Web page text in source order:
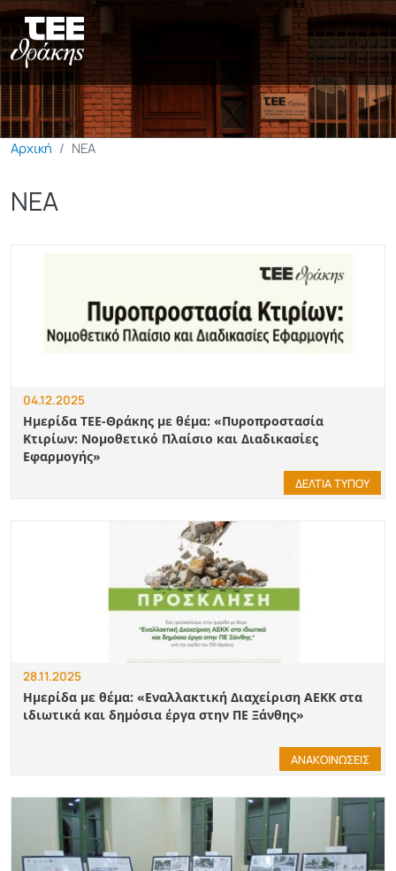
Παράκαμψη προς το κυρίως
Αρχική ΝΕΑ
ΝΕΑ
04.12.2025
Ημερίδα ΤΕΕ-Θράκης με θέμα: «Πυροπροστασία
Κτιρίων: Νομοθετικό Πλαίσιο και Διαδικασίες
Εφαρμογής»
ΔΕΛΤΙΑ ΤΥΠΟΥ
28.11.2025
Ημερίδα με θέμα: «Εναλλακτική Διαχείριση ΑΕΚΚ στα
ιδιωτικά και δημόσια έργα στην ΠΕ Ξάνθης»
ΑΝΑΚΟΙΝΩΣΕΙΣ